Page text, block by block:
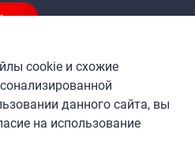
cookie и схожие
данного сайта, вы
на использование